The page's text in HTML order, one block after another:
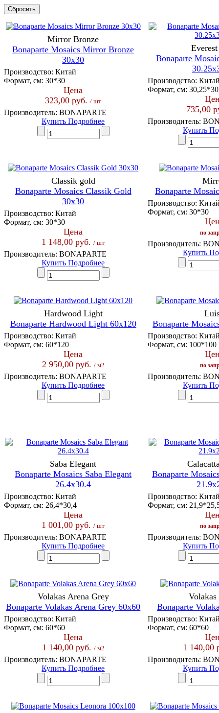
Сбросить
Mirror Bronze
Bonaparte Mosaics Mirror Bronze
30x30
Производство: Китай
Формат, см: 30*30
Цена
323,00 руб. / шт
Производитель: BONAPARTE
КупитьПодробнее
Bonaparte
Производство:
Формат, см:
735,00
Производитель:
Купить
Classik gold
Bonaparte Mosaics Classik Gold
30x30
Производство: Китай
Формат, см: 30*30
Цена
1 148,00 руб. / шт
Производитель: BONAPARTE
КупитьПодробнее
Bonaparte
Производство:
Формат, см: 30*30
по
Производитель:
Купить
Hardwood Light
Bonaparte Hardwood Light 60x120
Производство: Китай
Формат, см: 60*120
Цена
2 950,00 руб. / м2
Производитель: BONAPARTE
КупитьПодробнее
Bonaparte
Производство:
Формат, см: 100*100
по
Производитель:
Купить
Saba Elegant
Bonaparte Mosaics Saba Elegant
26.4x30.4
Производство: Китай
Формат, см: 26,4*30,4
Цена
1 001,00 руб. / шт
Производитель: BONAPARTE
КупитьПодробнее
Bonaparte
Производство:
Формат, см:
по
Производитель:
Купить
Volakas Arena Grey
Bonaparte Volakas Arena Grey 60x60
Производство: Китай
Формат, см: 60*60
Цена
1 140,00 руб. / м2
Производитель: BONAPARTE
КупитьПодробнее
Volakas
Bonaparte
Производство:
Формат, см: 60*60
1 140,00
Производитель:
Купить